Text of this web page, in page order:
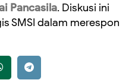
Pancasila. Diskusi ini
SMSI dalam merespon